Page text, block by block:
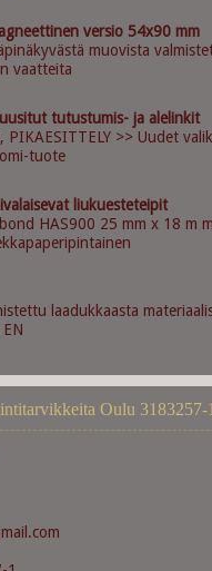
versio 54x90 mm
muovista
vaatteita
tutustumis- ja alelinkit
PIKAESITTELY >> Uudet
tuote
liukuesteteipit
HAS900 25 mm x 18 m
laadukkaasta
Oulu 3183257-1